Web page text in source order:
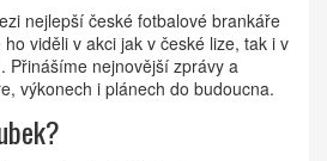
nejlepší české fotbalové brankáře
viděli v akci jak v české lize, tak i v
Přinášíme nejnovější zprávy a
výkonech i plánech do budoucna.